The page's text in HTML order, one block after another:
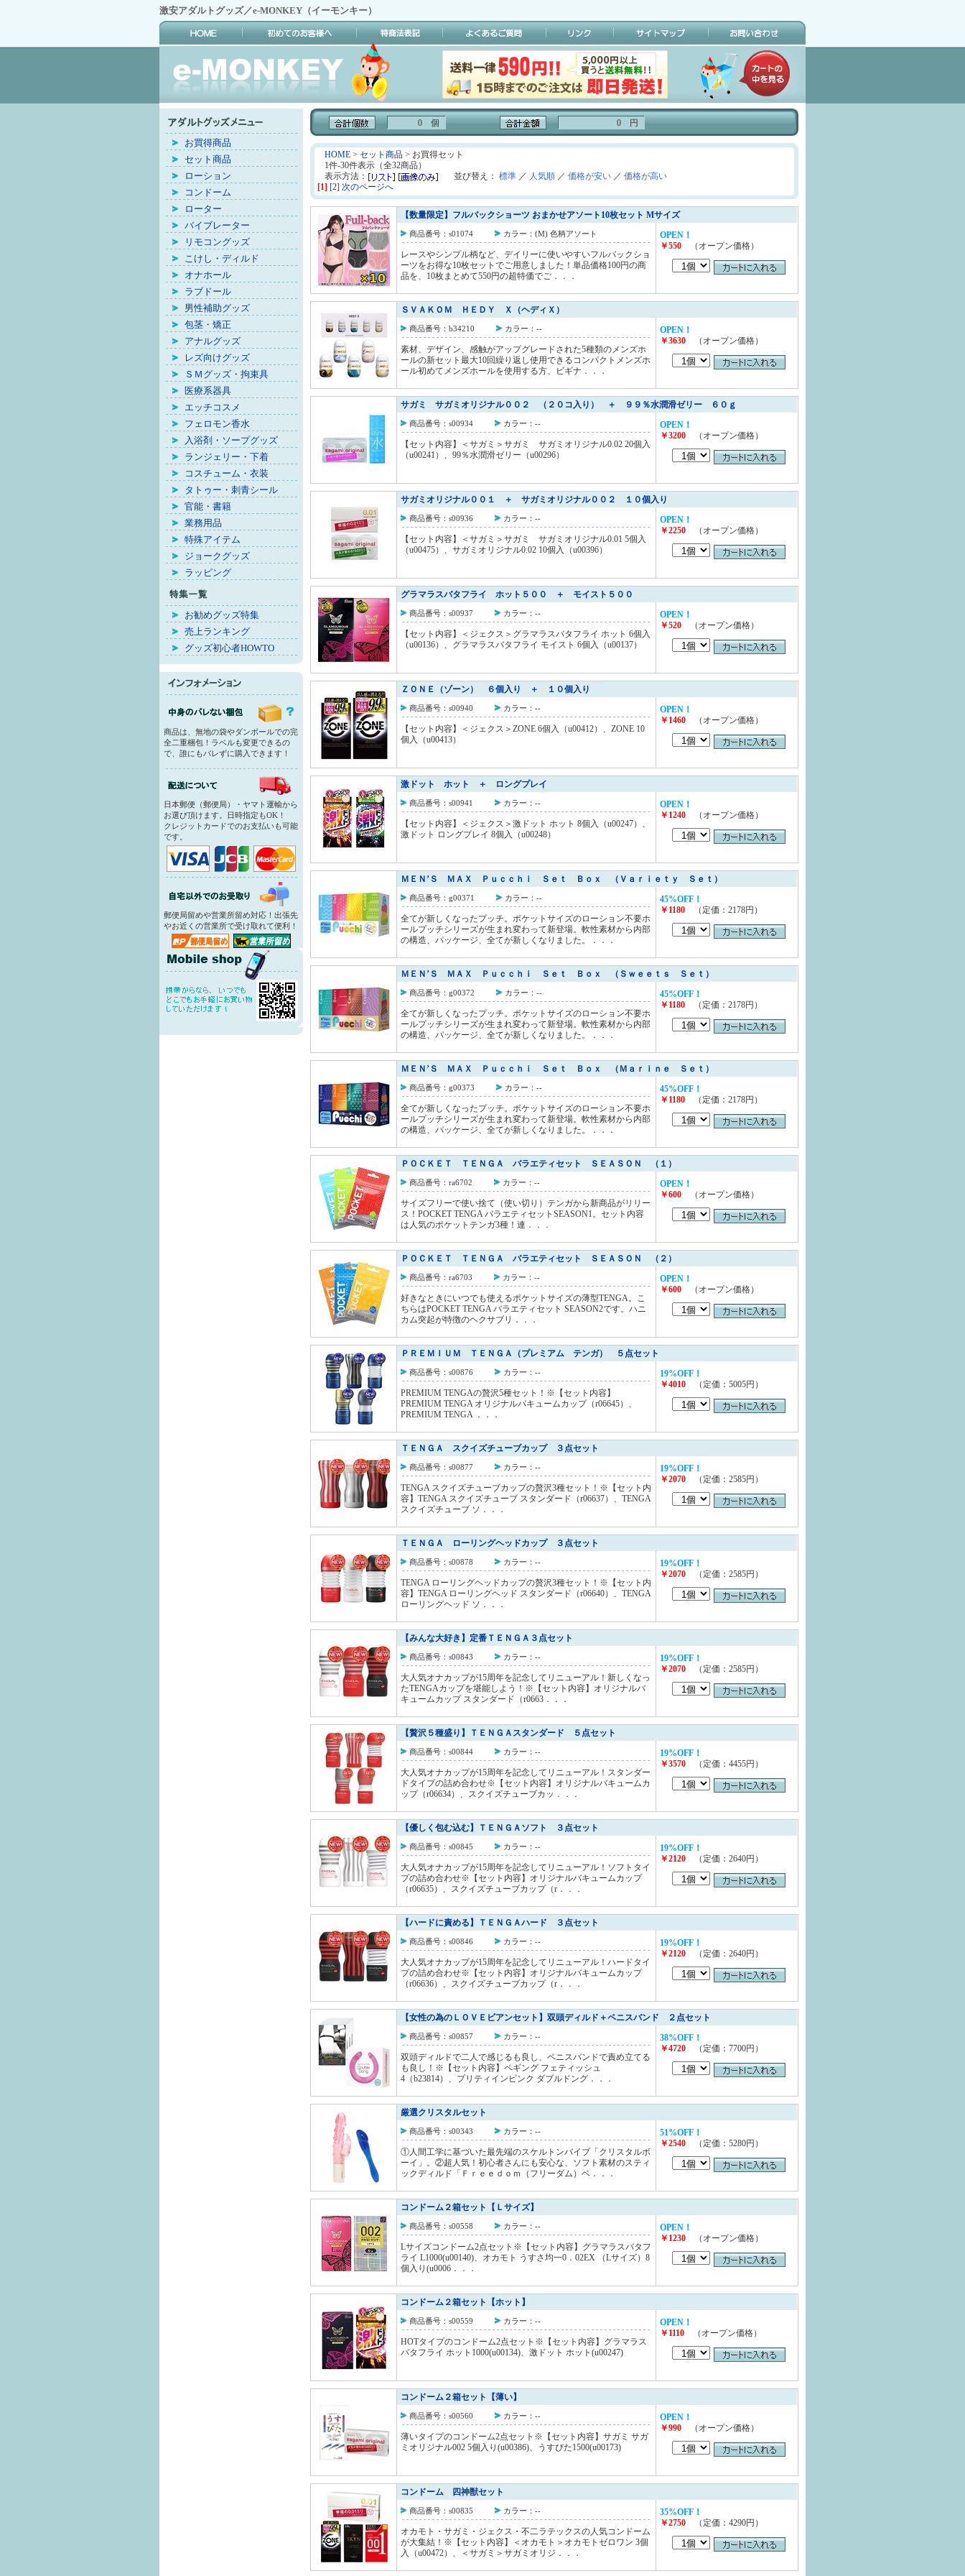
激安アダルトグッズ／e-MONKEY（イーモンキー）
お買得商品
セット商品
ローション
コンドーム
ローター
バイブレーター
リモコングッズ
こけし・ディルド
オナホール
ラブドール
男性補助グッズ
包茎・矯正
アナルグッズ
レズ向けグッズ
ＳＭグッズ・拘束具
医療系器具
エッチコスメ
フェロモン香水
入浴剤・ソープグッズ
ランジェリー・下着
コスチューム・衣装
タトゥー・刺青シール
官能・書籍
業務用品
特殊アイテム
ジョークグッズ
ラッピング
お勧めグッズ特集
売上ランキング
グッズ初心者HOWTO
商品は、無地の袋やダンボールでの完
全二重梱包！ラベルも変更できるの
で、誰にもバレずに購入できます！
日本郵便（郵便局）・ヤマト運輸から
お選び頂けます。日時指定もOK！
クレジットカードでのお支払いも可能
です。
郵便局留めや営業所留め対応！出張先
やお近くの営業所で受け取れて便利！
0 個 0 円
HOME > セット商品 > お買得セット
1件-30件表示（全32商品）
表示方法：
並び替え： 標準 ／ 人気順 ／ 価格が安い ／ 価格が高い
[1] [2] 次のページへ
【数量限定】フルバックショーツ おまかせアソート10枚セット Mサイズ
商品番号：s01074 カラー：(M) 色柄アソート
レースやシンプル柄など、デイリーに使いやすいフルバックショ
ーツをお得な10枚セットでご用意しました！単品価格100円の商
品を、10枚まとめて550円の超特価でご．．．
OPEN！
￥550 （オープン価格）
ＳＶＡＫＯＭ ＨＥＤＹ Ｘ（ヘディＸ）
商品番号：b34210 カラー：--
素材、デザイン、感触がアップグレードされた5種類のメンズホ
ールの新セット最大10回繰り返し使用できるコンパクトメンズホ
ール初めてメンズホールを使用する方、ビギナ．．．
OPEN！
￥3630 （オープン価格）
サガミ サガミオリジナル００２ （２０コ入り） ＋ ９９％水潤滑ゼリー ６０ｇ
商品番号：s00934 カラー：--
【セット内容】＜サガミ＞サガミ サガミオリジナル0.02 20個入
（u00241）、99％水潤滑ゼリー（u00296）
OPEN！
￥3200 （オープン価格）
サガミオリジナル００１ ＋ サガミオリジナル００２ １０個入り
商品番号：s00936 カラー：--
【セット内容】＜サガミ＞サガミ サガミオリジナル0.01 5個入
（u00475）、サガミオリジナル0.02 10個入（u00396）
OPEN！
￥2250 （オープン価格）
グラマラスバタフライ ホット５００ ＋ モイスト５００
商品番号：s00937 カラー：--
【セット内容】＜ジェクス＞グラマラスバタフライ ホット 6個入
（u00136）、グラマラスバタフライ モイスト 6個入（u00137）
OPEN！
￥520 （オープン価格）
ＺＯＮＥ（ゾーン） ６個入り ＋ １０個入り
商品番号：s00940 カラー：--
【セット内容】＜ジェクス＞ZONE 6個入（u00412）、ZONE 10
個入（u00413）
OPEN！
￥1460 （オープン価格）
激ドット ホット ＋ ロングプレイ
商品番号：s00941 カラー：--
【セット内容】＜ジェクス＞激ドット ホット 8個入（u00247）、
激ドット ロングプレイ 8個入（u00248）
OPEN！
￥1240 （オープン価格）
ＭＥＮ’Ｓ ＭＡＸ Ｐｕｃｃｈｉ Ｓｅｔ Ｂｏｘ （Ｖａｒｉｅｔｙ Ｓｅｔ）
商品番号：g00371 カラー：--
全てが新しくなったプッチ。ポケットサイズのローション不要ホ
ールプッチシリーズが生まれ変わって新登場。軟性素材から内部
の構造、パッケージ、全てが新しくなりました。．．．
45%OFF！
￥1180 （定価：2178円）
ＭＥＮ’Ｓ ＭＡＸ Ｐｕｃｃｈｉ Ｓｅｔ Ｂｏｘ （Ｓｗｅｅｔｓ Ｓｅｔ）
商品番号：g00372 カラー：--
全てが新しくなったプッチ。ポケットサイズのローション不要ホ
ールプッチシリーズが生まれ変わって新登場。軟性素材から内部
の構造、パッケージ、全てが新しくなりました。．．．
45%OFF！
￥1180 （定価：2178円）
ＭＥＮ’Ｓ ＭＡＸ Ｐｕｃｃｈｉ Ｓｅｔ Ｂｏｘ （Ｍａｒｉｎｅ Ｓｅｔ）
商品番号：g00373 カラー：--
全てが新しくなったプッチ。ポケットサイズのローション不要ホ
ールプッチシリーズが生まれ変わって新登場。軟性素材から内部
の構造、パッケージ、全てが新しくなりました。．．．
45%OFF！
￥1180 （定価：2178円）
ＰＯＣＫＥＴ ＴＥＮＧＡ バラエティセット ＳＥＡＳＯＮ （１）
商品番号：ra6702 カラー：--
サイズフリーで使い捨て（使い切り）テンガから新商品がリリー
ス！POCKET TENGA バラエティセットSEASON1。セット内容
は人気のポケットテンガ3種！連．．．
OPEN！
￥600 （オープン価格）
ＰＯＣＫＥＴ ＴＥＮＧＡ バラエティセット ＳＥＡＳＯＮ （２）
商品番号：ra6703 カラー：--
好きなときにいつでも使えるポケットサイズの薄型TENGA。こ
ちらはPOCKET TENGA バラエティセット SEASON2です。ハニ
カム突起が特徴のヘクサブリ．．．
OPEN！
￥600 （オープン価格）
ＰＲＥＭＩＵＭ ＴＥＮＧＡ（プレミアム テンガ） ５点セット
商品番号：s00876 カラー：--
PREMIUM TENGAの贅沢5種セット！※【セット内容】
PREMIUM TENGA オリジナルバキュームカップ（r06645）、
PREMIUM TENGA ．．．
19%OFF！
￥4010 （定価：5005円）
ＴＥＮＧＡ スクイズチューブカップ ３点セット
商品番号：s00877 カラー：--
TENGA スクイズチューブカップの贅沢3種セット！※【セット内
容】TENGA スクイズチューブ スタンダード（r06637）、TENGA
スクイズチューブ ソ．．．
19%OFF！
￥2070 （定価：2585円）
ＴＥＮＧＡ ローリングヘッドカップ ３点セット
商品番号：s00878 カラー：--
TENGA ローリングヘッドカップの贅沢3種セット！※【セット内
容】TENGA ローリングヘッド スタンダード（r06640）、TENGA
ローリングヘッド ソ．．．
19%OFF！
￥2070 （定価：2585円）
【みんな大好き】定番ＴＥＮＧＡ３点セット
商品番号：s00843 カラー：--
大人気オナカップが15周年を記念してリニューアル！新しくなっ
たTENGAカップを堪能しよう！※【セット内容】オリジナルバ
キュームカップ スタンダード（r0663．．．
19%OFF！
￥2070 （定価：2585円）
【贅沢５種盛り】ＴＥＮＧＡスタンダード ５点セット
商品番号：s00844 カラー：--
大人気オナカップが15周年を記念してリニューアル！スタンダー
ドタイプの詰め合わせ※【セット内容】オリジナルバキュームカ
ップ（r06634）、スクイズチューブカッ．．．
19%OFF！
￥3570 （定価：4455円）
【優しく包む込む】ＴＥＮＧＡソフト ３点セット
商品番号：s00845 カラー：--
大人気オナカップが15周年を記念してリニューアル！ソフトタイ
プの詰め合わせ※【セット内容】オリジナルバキュームカップ
（r06635）、スクイズチューブカップ（r．．．
19%OFF！
￥2120 （定価：2640円）
【ハードに責める】ＴＥＮＧＡハード ３点セット
商品番号：s00846 カラー：--
大人気オナカップが15周年を記念してリニューアル！ハードタイ
プの詰め合わせ※【セット内容】オリジナルバキュームカップ
（r06636）、スクイズチューブカップ（r．．．
19%OFF！
￥2120 （定価：2640円）
【女性の為のＬＯＶＥビアンセット】双頭ディルド＋ペニスバンド ２点セット
商品番号：s00857 カラー：--
双頭ディルドで二人で感じるも良し、ペニスバンドで責め立てる
も良し！※【セット内容】ペギング フェティッシュ
4（b23814）、プリティインピンク ダブルドング．．．
38%OFF！
￥4720 （定価：7700円）
厳選クリスタルセット
商品番号：s00343 カラー：--
①人間工学に基づいた最先端のスケルトンバイブ「クリスタルボ
ーイ」。②超人気！初心者さんにも安心な、ソフト素材のスティ
ックディルド「Ｆｒｅｅｄｏｍ（フリーダム）ベ．．．
51%OFF！
￥2540 （定価：5280円）
コンドーム２箱セット【Ｌサイズ】
商品番号：s00558 カラー：--
Lサイズコンドーム2点セット※【セット内容】グラマラスバタフ
ライ L1000(u00140)、オカモト うすさ均一0．02EX （Lサイズ）8
個入り(u0006．．．
OPEN！
￥1230 （オープン価格）
コンドーム２箱セット【ホット】
商品番号：s00559 カラー：--
HOTタイプのコンドーム2点セット※【セット内容】グラマラス
バタフライ ホット1000(u00134)、激ドット ホット(u00247)
OPEN！
￥1110 （オープン価格）
コンドーム２箱セット【薄い】
商品番号：s00560 カラー：--
薄いタイプのコンドーム2点セット※【セット内容】サガミ サガ
ミオリジナル002 5個入り(u00386)、うすぴた1500(u00173)
OPEN！
￥990 （オープン価格）
コンドーム 四神獣セット
商品番号：s00835 カラー：--
オカモト・サガミ・ジェクス・不二ラテックスの人気コンドーム
が大集結！※【セット内容】＜オカモト＞オカモトゼロワン 3個
入（u00472）、＜サガミ＞サガミオリジ．．．
35%OFF！
￥2750 （定価：4290円）